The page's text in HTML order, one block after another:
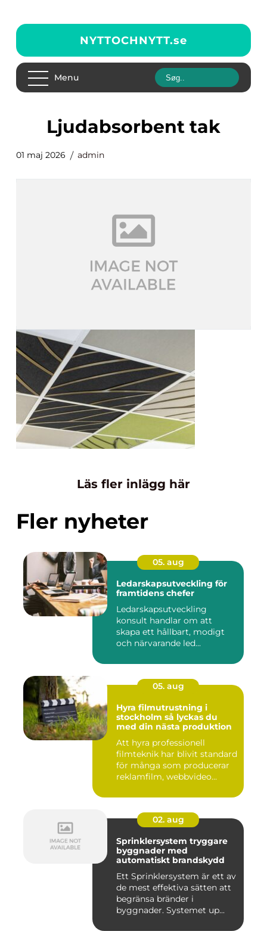
NYTTOCHNYTT.se
Menu
ljudabsorbent tak
01 maj 2026 admin
Läs fler inlägg här
Fler nyheter
05. aug
Ledarskapsutveckling för
framtidens chefer
Ledarskapsutveckling
konsult handlar om att
skapa ett hållbart, modigt
och närvarande led...
05. aug
Hyra filmutrustning i
stockholm så lyckas du
med din nästa produktion
Att hyra professionell
filmteknik har blivit standard
för många som producerar
reklamfilm, webbvideo...
02. aug
Sprinklersystem tryggare
byggnader med
automatiskt brandskydd
Ett Sprinklersystem är ett av
de mest effektiva sätten att
begränsa bränder i
byggnader. Systemet up...